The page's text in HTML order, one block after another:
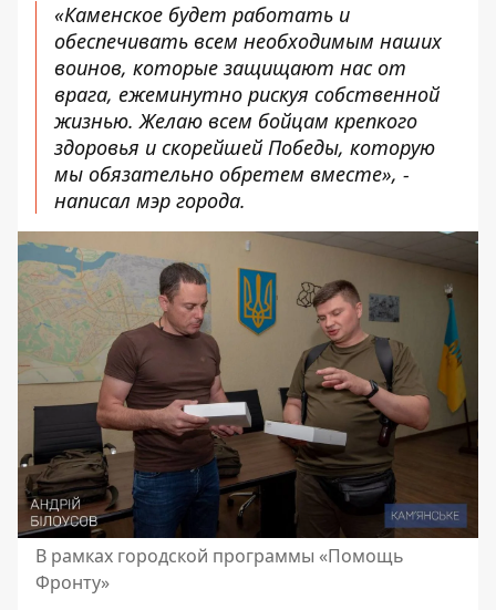
«Каменское будет работать и
обеспечивать всем необходимым наших
воинов, которые защищают нас от
врага, ежеминутно рискуя собственной
жизнью. Желаю всем бойцам крепкого
здоровья и скорейшей Победы, которую
мы обязательно обретем вместе», -
написал мэр города.
В рамках городской программы «Помощь
Фронту»